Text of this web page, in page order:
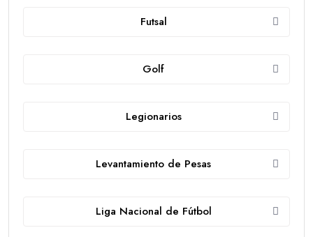
Futsal
Golf
Legionarios
Levantamiento de Pesas
Liga Nacional de Fútbol